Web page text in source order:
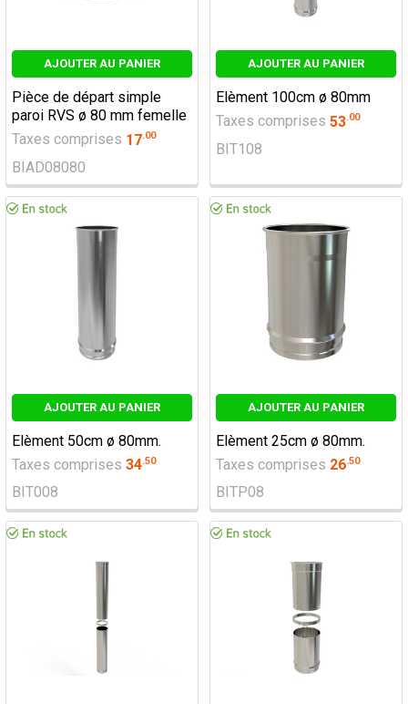
AJOUTER AU PANIER
Pièce de départ simple
paroi RVS ø 80 mm femelle
Taxes comprises 17.00
BIAD08080
AJOUTER AU PANIER
Elèment 100cm ø 80mm
Taxes comprises 53.00
BIT108
AJOUTER AU PANIER
Elèment 50cm ø 80mm.
Taxes comprises 34.50
BIT008
AJOUTER AU PANIER
Elèment 25cm ø 80mm.
Taxes comprises 26.50
BITP08